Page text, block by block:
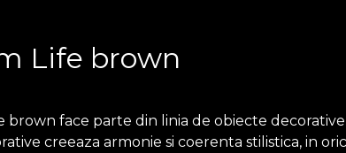
Life brown
face parte din linia de obiecte
creeaza armonie si coerenta stilistica, in